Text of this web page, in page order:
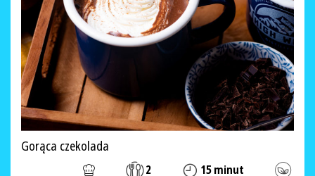
Gorąca czekolada
2 15 minut